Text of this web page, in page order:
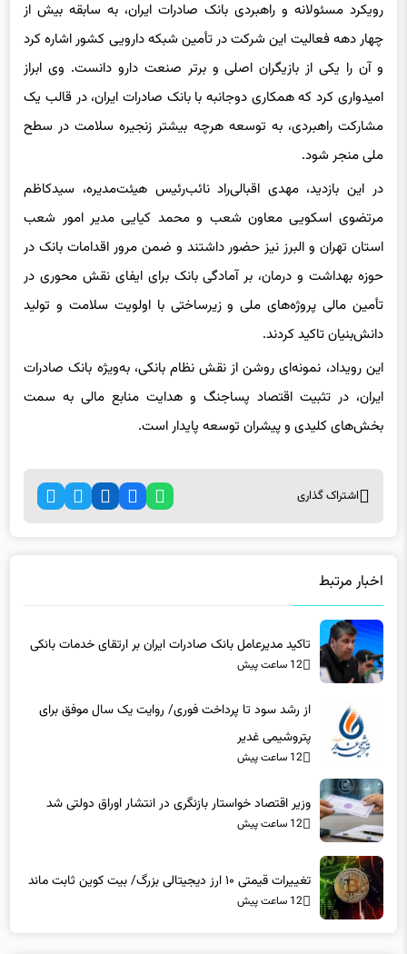
رویکرد مسئولانه و راهبردی بانک صادرات ایران، به سابقه بیش از
چهار دهه فعالیت این شرکت در تأمین شبکه دارویی کشور اشاره کرد
و آن را یکی از بازیگران اصلی و برتر صنعت دارو دانست. وی ابراز
امیدواری کرد که همکاری دوجانبه با بانک صادرات ایران، در قالب یک
مشارکت راهبردی، به توسعه هرچه بیشتر زنجیره سلامت در سطح
ملی منجر شود.
در این بازدید، مهدی اقبالی‌راد نائب‌رئیس هیئت‌مدیره، سیدکاظم
مرتضوی اسکویی معاون شعب و محمد کیایی مدیر امور شعب
استان تهران و البرز نیز حضور داشتند و ضمن مرور اقدامات بانک در
حوزه بهداشت و درمان، بر آمادگی بانک برای ایفای نقش محوری در
تأمین مالی پروژه‌های ملی و زیرساختی با اولویت سلامت و تولید
دانش‌بنیان تاکید کردند.
​این رویداد، نمونه‌ای روشن از نقش نظام بانکی، به‌ویژه بانک صادرات
ایران، در تثبیت اقتصاد پساجنگ و هدایت منابع مالی به سمت
بخش‌های کلیدی و پیشران توسعه پایدار است.
اشتراک گذاری
اخبار مرتبط
تاکید مدیرعامل بانک صادرات ایران بر ارتقای خدمات بانکی​
12 ساعت پیش
از رشد سود تا پرداخت فوری/ روایت یک سال موفق برای
پتروشیمی غدیر
12 ساعت پیش
وزیر اقتصاد خواستار بازنگری در انتشار اوراق دولتی شد
12 ساعت پیش
تغییرات قیمتی ۱۰ ارز دیجیتالی بزرگ/ بیت کوین ثابت ماند
12 ساعت پیش